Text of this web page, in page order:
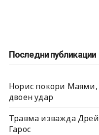
Последни публикации
Норис покори
двоен удар
Травма изважда
Гарос